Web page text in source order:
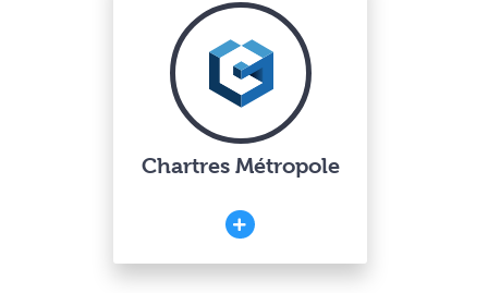
Chartres Métropole